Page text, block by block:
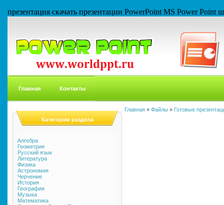
презентация скачать презентации PowerPoint MS Power
Главная Контакты
Категории раздела
Алгебра
Геометрия
Русский язык
Литература
Физика
Астрономия
Черчение
История
География
Музыка
Математика
Главная » Файлы » Готовые